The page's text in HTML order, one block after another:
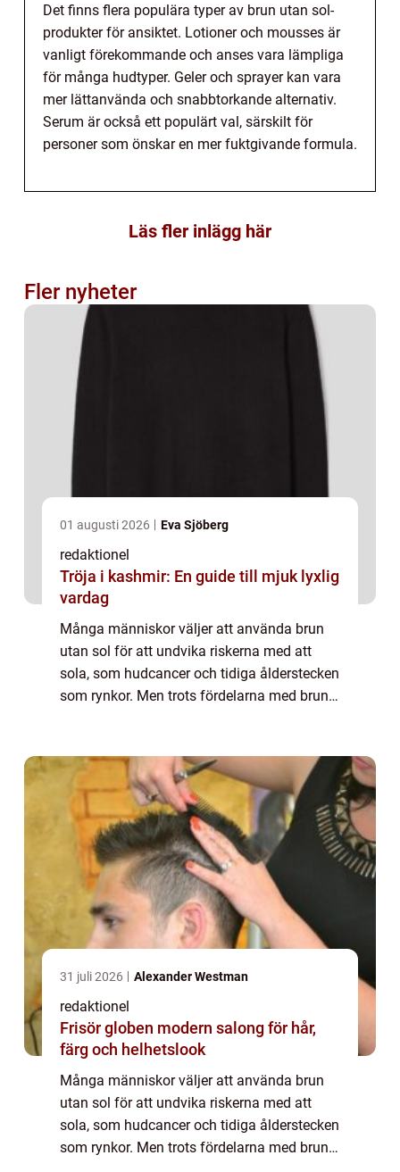
Det finns flera populära typer av brun utan sol-
produkter för ansiktet. Lotioner och mousses är
vanligt förekommande och anses vara lämpliga
för många hudtyper. Geler och sprayer kan vara
mer lättanvända och snabbtorkande alternativ.
Serum är också ett populärt val, särskilt för
personer som önskar en mer fuktgivande formula.
Läs fler inlägg här
Fler nyheter
01 augusti 2026 Eva Sjöberg
redaktionel
Tröja i kashmir: En guide till mjuk lyxlig
vardag
Många människor väljer att använda brun
utan sol för att undvika riskerna med att
sola, som hudcancer och tidiga ålderstecken
som rynkor. Men trots fördelarna med brun
31 juli 2026 Alexander Westman
redaktionel
Frisör globen modern salong för hår,
färg och helhetslook
Många människor väljer att använda brun
utan sol för att undvika riskerna med att
sola, som hudcancer och tidiga ålderstecken
som rynkor. Men trots fördelarna med brun